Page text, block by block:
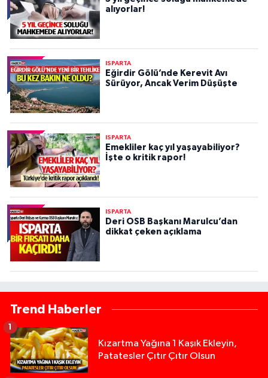
alıyorlar!
ISPARTA
Eğirdir Gölü’nde Kerevit Avı
Sürüyor, Ancak Verim Düşüşte
ISPARTA
Emekliler kaç yıl yaşayabiliyor?
İşte o kritik rapor!
ISPARTA
Deri OSB Başkanı Marulcu’dan
dikkat çeken açıklama
Trend Haberler
Kızartma Yağına 1 Kaşık Ekleyin,
Patatesler Çıtır Çıtır Olsun
1